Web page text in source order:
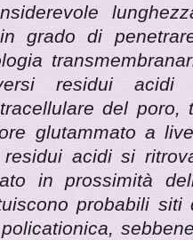
grado di
residui acidi
del
glutammato a
residui acidi si
in prossimità
probabili